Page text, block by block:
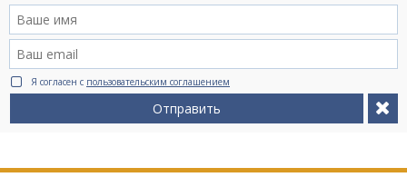
Я согласен с пользовательским соглашением
Отправить